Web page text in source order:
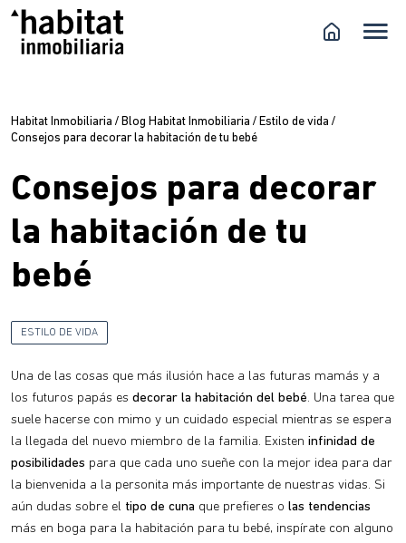
Habitat Inmobiliaria / Blog Habitat Inmobiliaria / Estilo de vida /
Consejos para decorar la habitación de tu bebé
Consejos para decorar
la habitación de tu
bebé
ESTILO DE VIDA
Una de las cosas que más ilusión hace a las futuras mamás y a
los futuros papás es decorar la habitación del bebé. Una tarea que
suele hacerse con mimo y un cuidado especial mientras se espera
la llegada del nuevo miembro de la familia. Existen infinidad de
posibilidades para que cada uno sueñe con la mejor idea para dar
la bienvenida a la personita más importante de nuestras vidas. Si
aún dudas sobre el tipo de cuna que prefieres o las tendencias
más en boga para la habitación para tu bebé, inspírate con alguno